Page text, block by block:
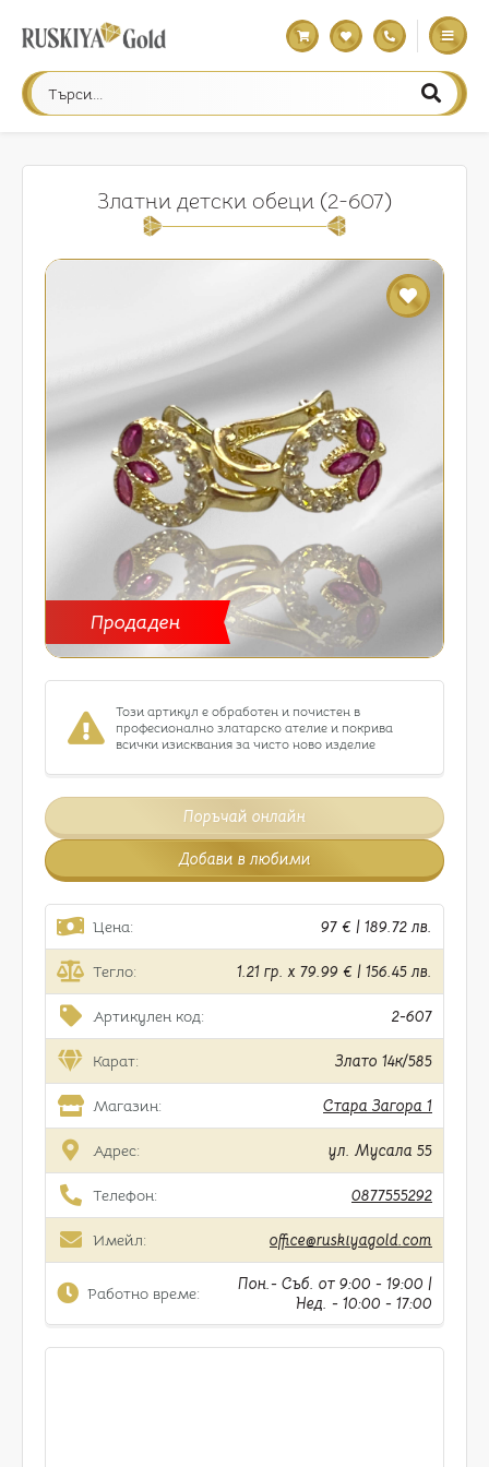
Златни детски обеци (2-607)
Продаден
Този артикул е обработен и почистен в
професионално златарско ателие и покрива
всички изисквания за чисто ново изделие
Поръчай онлайн
Добави в любими
Цена: 97 € | 189.72 лв.
Тегло: 1.21 гр. x 79.99 € | 156.45 лв.
Артикулен код: 2-607
Карат: Злато 14к/585
Магазин: Стара Загора 1
Адрес: ул. Мусала 55
Телефон: 0877555292
Имейл: office@ruskiyagold.com
Работно време:
Пон.- Съб. от 9:00 - 19:00 |
Нед. - 10:00 - 17:00